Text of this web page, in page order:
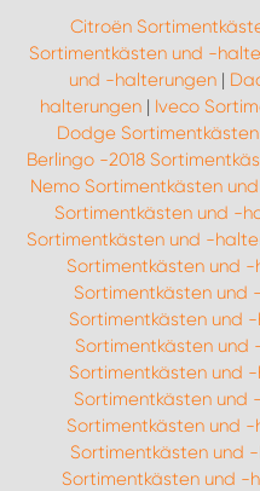
Citroën
Sortimentkästen und -
und -halterungen|
halterungen| Iveco
Dodge
Berlingo -2018
Nemo Sortimentkästen
Sortimentkästen und -
Sortimentkästen und -
Sortimentkästen und
Sortimentkästen und
Sortimentkästen und
Sortimentkästen und
Sortimentkästen und
Sortimentkästen und
Sortimentkästen und
Sortimentkästen und
Sortimentkästen und -